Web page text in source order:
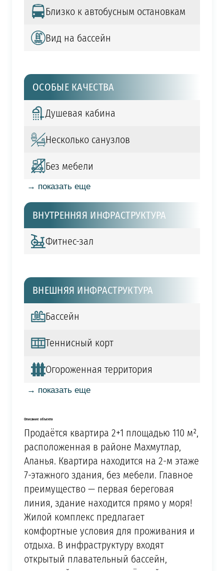
Близко к автобусным остановкам
Вид на бассейн
ОСОБЫЕ КАЧЕСТВА
Душевая кабина
Несколько санузлов
Без мебели
→ показать еще
ВНУТРЕННЯЯ ИНФРАСТРУКТУРА
Фитнес-зал
ВНЕШНЯЯ ИНФРАСТРУКТУРА
Бассейн
Теннисный корт
Огороженная территория
→ показать еще
Описание объекта
Продаётся квартира 2+1 площадью 110 м²,
расположенная в районе Махмутлар,
Аланья. Квартира находится на 2-м этаже
7-этажного здания, без мебели. Главное
преимущество — первая береговая
линия, здание находится прямо у моря!
Жилой комплекс предлагает
комфортные условия для проживания и
отдыха. В инфраструктуру входят
открытый плавательный бассейн,